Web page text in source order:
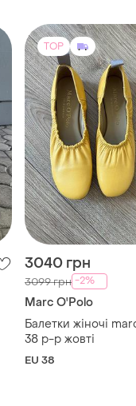
TOP
3040 грн
3099 грн -2%
Marc O'Polo
Балетки жіночі
38 р-р жовті
EU 38